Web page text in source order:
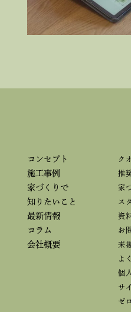
コンセプト
施工事例
家づくりで
知りたいこと
最新情報
コラム
会社概要
ク
推
家
ス
資
お
来
よ
個
サ
ゼ